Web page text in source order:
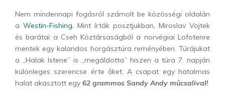
Nem mindennapi fogásról számolt be közösségi oldalán
a Westin-Fishing. Mint írták posztjukban, Miroslav Vojtek
és barátai a Cseh Köztársaságból a norvégiai Lofotenre
mentek egy kalandos horgásztúra reményében. Túrájukat
a „Halak Istene” is „megáldotta” hiszen a túra 7. napján
különleges szerencse érte őket. A csapat egy hatalmas
halat akasztott egy 62 grammos Sandy Andy műcsalival!